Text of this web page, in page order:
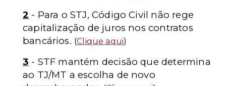
2 - Para o STJ, Código Civil não rege
capitalização de juros nos contratos
bancários. (Clique aqui)
3 - STF mantém decisão que determina
ao TJ/MT a escolha de novo